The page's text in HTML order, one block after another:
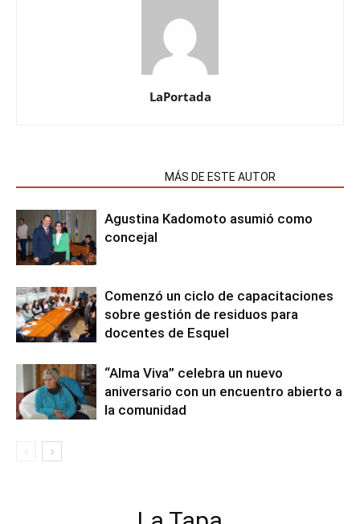
LaPortada
MÁS DE ESTE AUTOR
Agustina Kadomoto asumió como
concejal
Comenzó un ciclo de capacitaciones
sobre gestión de residuos para
docentes de Esquel
“Alma Viva” celebra un nuevo
aniversario con un encuentro abierto a
la comunidad